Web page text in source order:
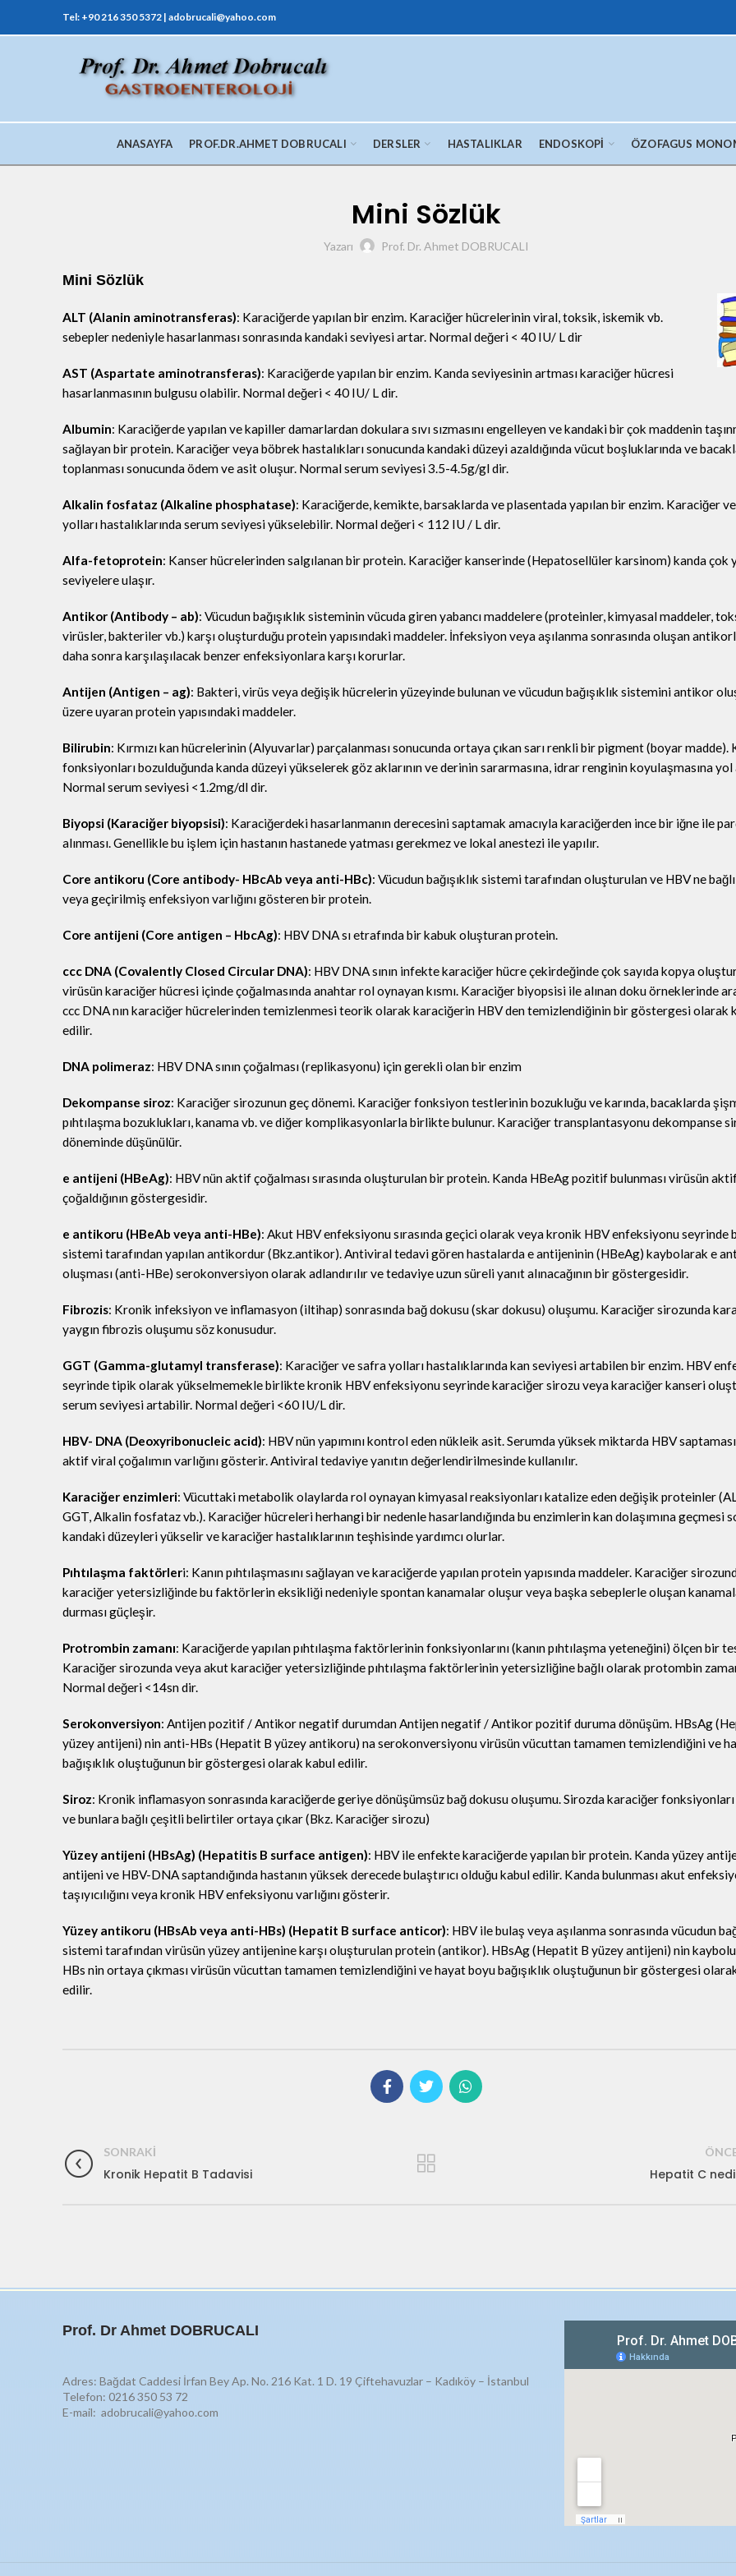
Tel: +90 216 350 5372 | adobrucali@yahoo.com
ANASAYFA PROF.DR.AHMET DOBRUCALI DERSLER HASTALIKLAR ENDOSKOPI ÖZOFAGUS
Mini Sözlük
Yazarı Prof. Dr. Ahmet DOBRUCALI
Mini Sözlük
ALT (Alanin aminotransferas): Karaciğerde yapılan bir enzim. Karaciğer hücrelerinin viral, toksik, iskemik vb.
sebepler nedeniyle hasarlanması sonrasında kandaki seviyesi artar. Normal değeri < 40 IU/ L dir
AST (Aspartate aminotransferas): Karaciğerde yapılan bir enzim. Kanda seviyesinin artması karaciğer hücresi
hasarlanmasının bulgusu olabilir. Normal değeri < 40 IU/ L dir.
Albumin: Karaciğerde yapılan ve kapiller damarlardan dokulara sıvı sızmasını engelleyen ve kandaki bir çok maddenin
sağlayan bir protein. Karaciğer veya böbrek hastalıkları sonucunda kandaki düzeyi azaldığında vücut boşluklarında ve
toplanması sonucunda ödem ve asit oluşur. Normal serum seviyesi 3.5-4.5g/gl dir.
Alkalin fosfataz (Alkaline phosphatase): Karaciğerde, kemikte, barsaklarda ve plasentada yapılan bir enzim. Karaciğer
yolları hastalıklarında serum seviyesi yükselebilir. Normal değeri < 112 IU / L dir.
Alfa-fetoprotein: Kanser hücrelerinden salgılanan bir protein. Karaciğer kanserinde (Hepatosellüler karsinom) kanda çok
seviyelere ulaşır.
Antikor (Antibody – ab): Vücudun bağışıklık sisteminin vücuda giren yabancı maddelere (proteinler, kimyasal maddeler,
virüsler, bakteriler vb.) karşı oluşturduğu protein yapısındaki maddeler. İnfeksiyon veya aşılanma sonrasında oluşan
daha sonra karşılaşılacak benzer enfeksiyonlara karşı korurlar.
Antijen (Antigen – ag): Bakteri, virüs veya değişik hücrelerin yüzeyinde bulunan ve vücudun bağışıklık sistemini antikor
üzere uyaran protein yapısındaki maddeler.
Bilirubin: Kırmızı kan hücrelerinin (Alyuvarlar) parçalanması sonucunda ortaya çıkan sarı renkli bir pigment (boyar madde).
fonksiyonları bozulduğunda kanda düzeyi yükselerek göz aklarının ve derinin sararmasına, idrar renginin koyulaşmasına yol
Normal serum seviyesi <1.2mg/dl dir.
Biyopsi (Karaciğer biyopsisi): Karaciğerdeki hasarlanmanın derecesini saptamak amacıyla karaciğerden ince bir iğne ile
alınması. Genellikle bu işlem için hastanın hastanede yatması gerekmez ve lokal anestezi ile yapılır.
Core antikoru (Core antibody- HBcAb veya anti-HBc): Vücudun bağışıklık sistemi tarafından oluşturulan ve HBV ne
veya geçirilmiş enfeksiyon varlığını gösteren bir protein.
Core antijeni (Core antigen – HbcAg): HBV DNA sı etrafında bir kabuk oluşturan protein.
ccc DNA (Covalently Closed Circular DNA): HBV DNA sının infekte karaciğer hücre çekirdeğinde çok sayıda kopya
virüsün karaciğer hücresi içinde çoğalmasında anahtar rol oynayan kısmı. Karaciğer biyopsisi ile alınan doku örneklerinde
ccc DNA nın karaciğer hücrelerinden temizlenmesi teorik olarak karaciğerin HBV den temizlendiğinin bir göstergesi olarak
edilir.
DNA polimeraz: HBV DNA sının çoğalması (replikasyonu) için gerekli olan bir enzim
Dekompanse siroz: Karaciğer sirozunun geç dönemi. Karaciğer fonksiyon testlerinin bozukluğu ve karında, bacaklarda
pıhtılaşma bozuklukları, kanama vb. ve diğer komplikasyonlarla birlikte bulunur. Karaciğer transplantasyonu dekompanse
döneminde düşünülür.
e antijeni (HBeAg): HBV nün aktif çoğalması sırasında oluşturulan bir protein. Kanda HBeAg pozitif bulunması virüsün
çoğaldığının göstergesidir.
e antikoru (HBeAb veya anti-HBe): Akut HBV enfeksiyonu sırasında geçici olarak veya kronik HBV enfeksiyonu seyrinde
sistemi tarafından yapılan antikordur (Bkz.antikor). Antiviral tedavi gören hastalarda e antijeninin (HBeAg) kaybolarak e
oluşması (anti-HBe) serokonversiyon olarak adlandırılır ve tedaviye uzun süreli yanıt alınacağının bir göstergesidir.
Fibrozis: Kronik infeksiyon ve inflamasyon (iltihap) sonrasında bağ dokusu (skar dokusu) oluşumu. Karaciğer sirozunda
yaygın fibrozis oluşumu söz konusudur.
GGT (Gamma-glutamyl transferase): Karaciğer ve safra yolları hastalıklarında kan seviyesi artabilen bir enzim. HBV
seyrinde tipik olarak yükselmemekle birlikte kronik HBV enfeksiyonu seyrinde karaciğer sirozu veya karaciğer kanseri
serum seviyesi artabilir. Normal değeri <60 IU/L dir.
HBV- DNA (Deoxyribonucleic acid): HBV nün yapımını kontrol eden nükleik asit. Serumda yüksek miktarda HBV
aktif viral çoğalımın varlığını gösterir. Antiviral tedaviye yanıtın değerlendirilmesinde kullanılır.
Karaciğer enzimleri: Vücuttaki metabolik olaylarda rol oynayan kimyasal reaksiyonları katalize eden değişik proteinler
GGT, Alkalin fosfataz vb.). Karaciğer hücreleri herhangi bir nedenle hasarlandığında bu enzimlerin kan dolaşımına geçmesi
kandaki düzeyleri yükselir ve karaciğer hastalıklarının teşhisinde yardımcı olurlar.
Pıhtılaşma faktörleri: Kanın pıhtılaşmasını sağlayan ve karaciğerde yapılan protein yapısında maddeler. Karaciğer
karaciğer yetersizliğinde bu faktörlerin eksikliği nedeniyle spontan kanamalar oluşur veya başka sebeplerle oluşan
durması güçleşir.
Protrombin zamanı: Karaciğerde yapılan pıhtılaşma faktörlerinin fonksiyonlarını (kanın pıhtılaşma yeteneğini) ölçen bir
Karaciğer sirozunda veya akut karaciğer yetersizliğinde pıhtılaşma faktörlerinin yetersizliğine bağlı olarak protombin
Normal değeri <14sn dir.
Serokonversiyon: Antijen pozitif / Antikor negatif durumdan Antijen negatif / Antikor pozitif duruma dönüşüm. HBsAg
yüzey antijeni) nin anti-HBs (Hepatit B yüzey antikoru) na serokonversiyonu virüsün vücuttan tamamen temizlendiğini ve
bağışıklık oluştuğunun bir göstergesi olarak kabul edilir.
Siroz: Kronik inflamasyon sonrasında karaciğerde geriye dönüşümsüz bağ dokusu oluşumu. Sirozda karaciğer
ve bunlara bağlı çeşitli belirtiler ortaya çıkar (Bkz. Karaciğer sirozu)
Yüzey antijeni (HBsAg) (Hepatitis B surface antigen): HBV ile enfekte karaciğerde yapılan bir protein. Kanda yüzey
antijeni ve HBV-DNA saptandığında hastanın yüksek derecede bulaştırıcı olduğu kabul edilir. Kanda bulunması akut
taşıyıcılığını veya kronik HBV enfeksiyonu varlığını gösterir.
Yüzey antikoru (HBsAb veya anti-HBs) (Hepatit B surface anticor): HBV ile bulaş veya aşılanma sonrasında vücudun
sistemi tarafından virüsün yüzey antijenine karşı oluşturulan protein (antikor). HBsAg (Hepatit B yüzey antijeni) nin
HBs nin ortaya çıkması virüsün vücuttan tamamen temizlendiğini ve hayat boyu bağışıklık oluştuğunun bir göstergesi
edilir.
SONRAKI
Kronik Hepatit B Tadavisi Hepatit C
Prof. Dr Ahmet DOBRUCALI
Adres: Bağdat Caddesi İrfan Bey Ap. No. 216 Kat. 1 D. 19 Çiftehavuzlar – Kadıköy – İstanbul
Telefon: 0216 350 53 72
E-mail: adobrucali@yahoo.com